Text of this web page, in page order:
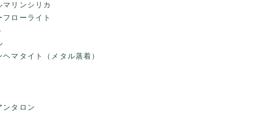
リンシリカ
ローライト
マタイト（メタル蒸着）
ンタロン